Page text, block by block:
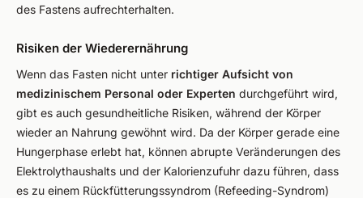
des Fastens aufrechterhalten.
Risiken der Wiederernährung
Wenn das Fasten nicht unter richtiger Aufsicht von
medizinischem Personal oder Experten durchgeführt wird,
gibt es auch gesundheitliche Risiken, während der Körper
wieder an Nahrung gewöhnt wird. Da der Körper gerade eine
Hungerphase erlebt hat, können abrupte Veränderungen des
Elektrolythaushalts und der Kalorienzufuhr dazu führen, dass
es zu einem Rückfütterungssyndrom (Refeeding-Syndrom)